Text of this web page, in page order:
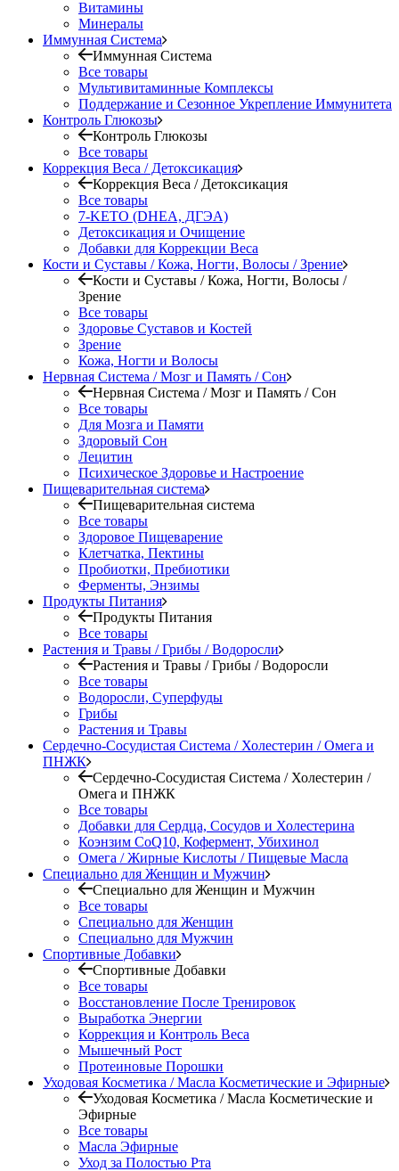
Витамины
Минералы
Иммунная Система
Иммунная Система
Все товары
Мультивитаминные Комплексы
Поддержание и Сезонное Укрепление Иммунитета
Контроль Глюкозы
Контроль Глюкозы
Все товары
Коррекция Веса / Детоксикация
Коррекция Веса / Детоксикация
Все товары
7-KETO (DHEA, ДГЭА)
Детоксикация и Очищение
Добавки для Коррекции Веса
Кости и Суставы / Кожа, Ногти, Волосы / Зрение
Кости и Суставы / Кожа, Ногти, Волосы /
Зрение
Все товары
Здоровье Суставов и Костей
Зрение
Кожа, Ногти и Волосы
Нервная Система / Мозг и Память / Сон
Нервная Система / Мозг и Память / Сон
Все товары
Для Мозга и Памяти
Здоровый Сон
Лецитин
Психическое Здоровье и Настроение
Пищеварительная система
Пищеварительная система
Все товары
Здоровое Пищеварение
Клетчатка, Пектины
Пробиотки, Пребиотики
Ферменты, Энзимы
Продукты Питания
Продукты Питания
Все товары
Растения и Травы / Грибы / Водоросли
Растения и Травы / Грибы / Водоросли
Все товары
Водоросли, Суперфуды
Грибы
Растения и Травы
Сердечно-Сосудистая Система / Холестерин / Омега и
ПНЖК
Сердечно-Сосудистая Система / Холестерин /
Омега и ПНЖК
Все товары
Добавки для Сердца, Сосудов и Холестерина
Коэнзим CoQ10, Кофермент, Убихинол
Омега / Жирные Кислоты / Пищевые Масла
Специально для Женщин и Мужчин
Специально для Женщин и Мужчин
Все товары
Специально для Женщин
Специально для Мужчин
Спортивные Добавки
Спортивные Добавки
Все товары
Восстановление После Тренировок
Выработка Энергии
Коррекция и Контроль Веса
Мышечный Рост
Протеиновые Порошки
Уходовая Косметика / Масла Косметические и Эфирные
Уходовая Косметика / Масла Косметические и
Эфирные
Все товары
Масла Эфирные
Уход за Полостью Рта